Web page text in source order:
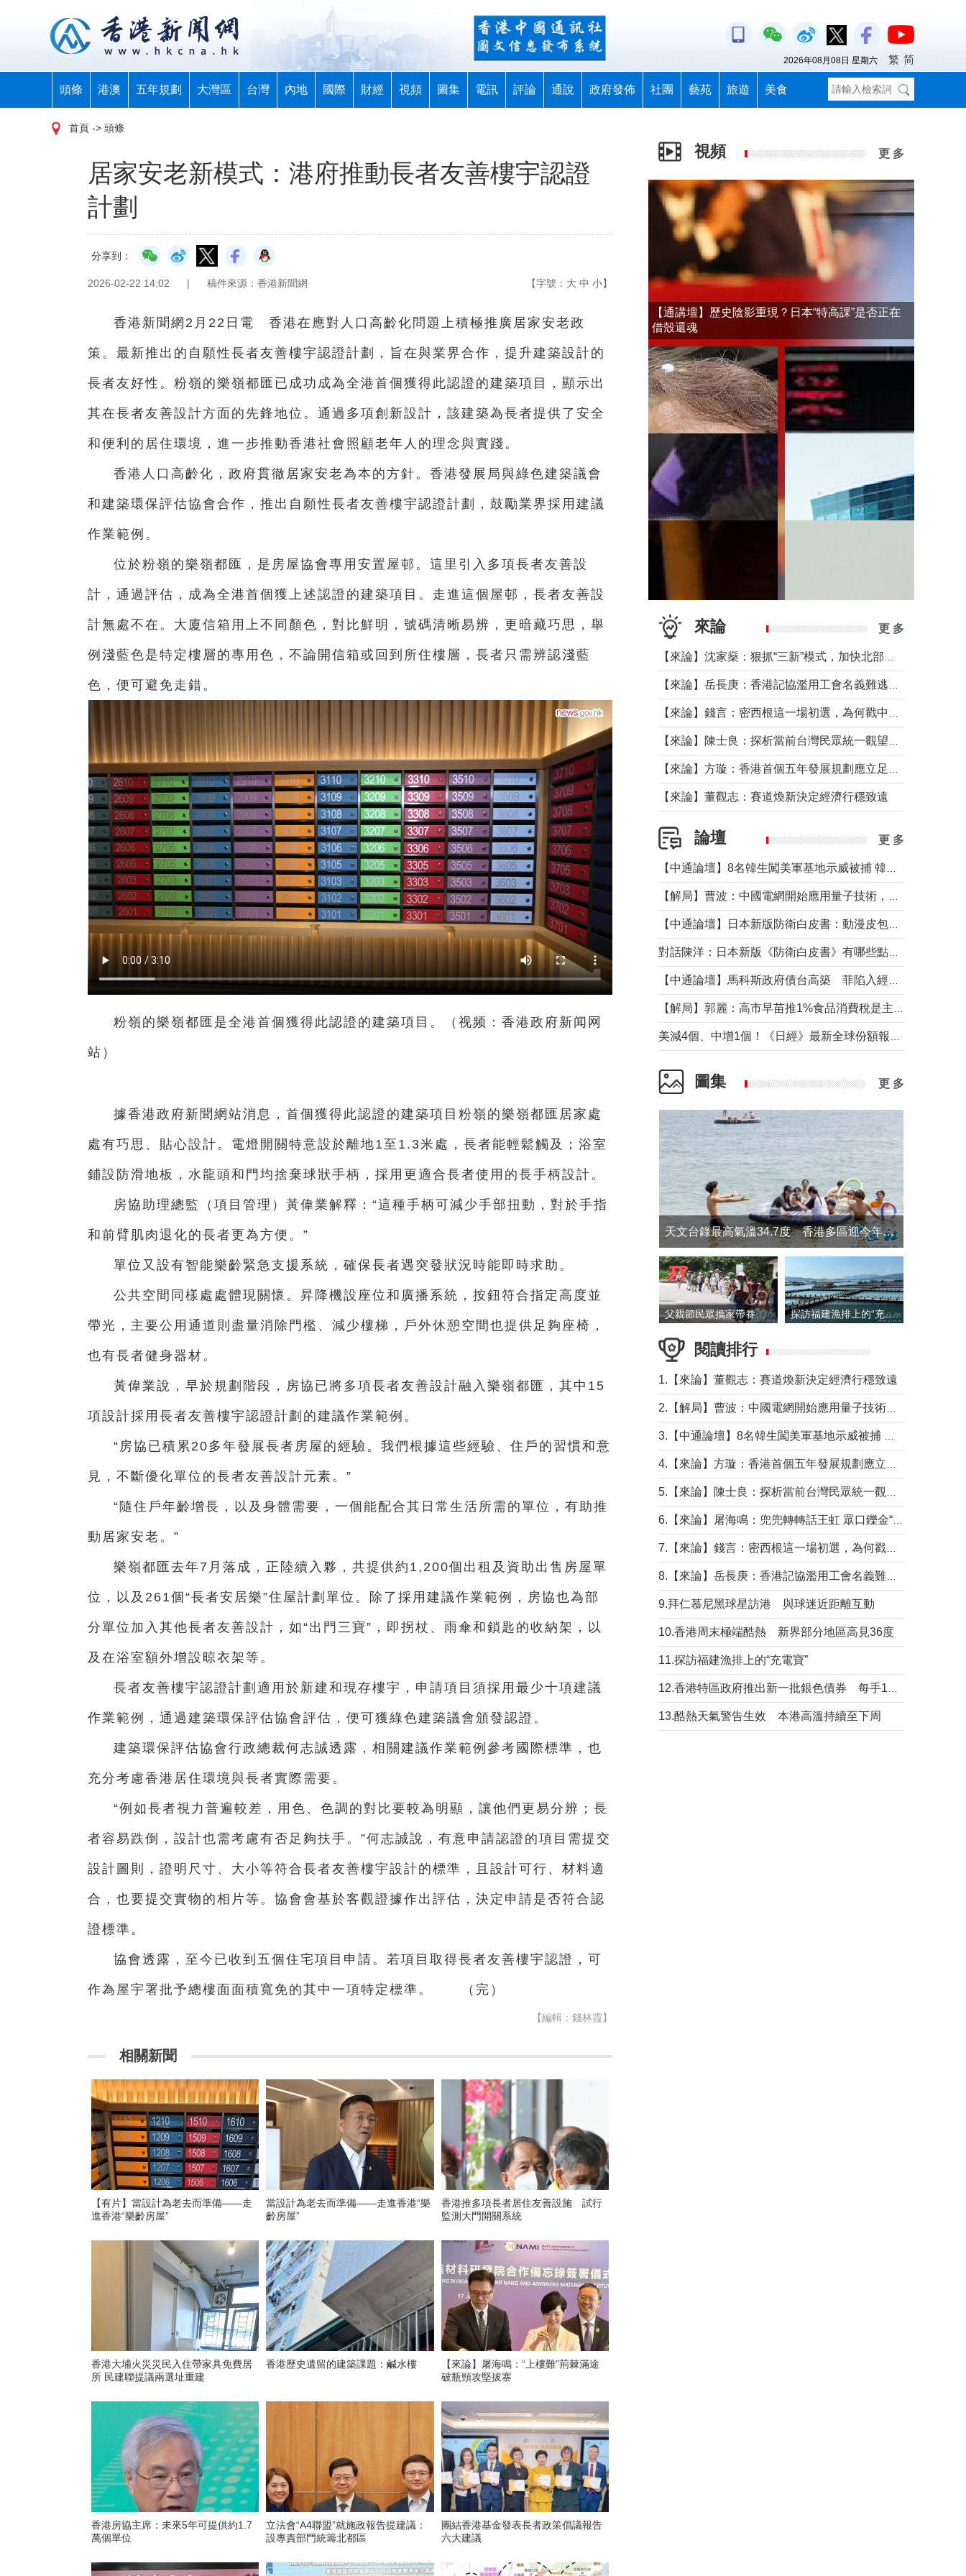
頭條 港澳 五年規劃 大灣區 台灣 內地 國際 財經 視頻 圖集 電訊 評論 通說 政府發佈 社團 藝苑 旅遊 美食
2026年08月08日 星期六 繁 简
首頁 -> 頭條
居家安老新模式：港府推動長者友善樓宇認證
計劃
分享到：
2026-02-22 14:02 | 稿件來源：香港新聞網 【字號： 大 中 小】
香港新聞網2月22日電 香港在應對人口高齡化問題上積極推廣居家安老政
策。最新推出的自願性長者友善樓宇認證計劃，旨在與業界合作，提升建築設計的
長者友好性。粉嶺的樂嶺都匯已成功成為全港首個獲得此認證的建築項目，顯示出
其在長者友善設計方面的先鋒地位。通過多項創新設計，該建築為長者提供了安全
和便利的居住環境，進一步推動香港社會照顧老年人的理念與實踐。
香港人口高齡化，政府貫徹居家安老為本的方針。香港發展局與綠色建築議會
和建築環保評估協會合作，推出自願性長者友善樓宇認證計劃，鼓勵業界採用建議
作業範例。
位於粉嶺的樂嶺都匯，是房屋協會專用安置屋邨。這里引入多項長者友善設
計，通過評估，成為全港首個獲上述認證的建築項目。走進這個屋邨，長者友善設
計無處不在。大廈信箱用上不同顏色，對比鮮明，號碼清晰易辨，更暗藏巧思，舉
例淺藍色是特定樓層的專用色，不論開信箱或回到所住樓層，長者只需辨認淺藍
色，便可避免走錯。
粉嶺的樂嶺都匯是全港首個獲得此認證的建築項目。（视频：香港政府新闻网
站）
據香港政府新聞網站消息，首個獲得此認證的建築項目粉嶺的樂嶺都匯居家處
處有巧思、貼心設計。電燈開關特意設於離地1至1.3米處，長者能輕鬆觸及；浴室
鋪設防滑地板，水龍頭和門均捨棄球狀手柄，採用更適合長者使用的長手柄設計。
房協助理總監（項目管理）黃偉業解釋：“這種手柄可減少手部扭動，對於手指
和前臂肌肉退化的長者更為方便。”
單位又設有智能樂齡緊急支援系統，確保長者遇突發狀況時能即時求助。
公共空間同樣處處體現關懷。昇降機設座位和廣播系統，按鈕符合指定高度並
帶光，主要公用通道則盡量消除門檻、減少樓梯，戶外休憩空間也提供足夠座椅，
也有長者健身器材。
黃偉業說，早於規劃階段，房協已將多項長者友善設計融入樂嶺都匯，其中15
項設計採用長者友善樓宇認證計劃的建議作業範例。
“房協已積累20多年發展長者房屋的經驗。我們根據這些經驗、住戶的習慣和意
見，不斷優化單位的長者友善設計元素。”
“隨住戶年齡增長，以及身體需要，一個能配合其日常生活所需的單位，有助推
動居家安老。”
樂嶺都匯去年7月落成，正陸續入夥，共提供約1,200個出租及資助出售房屋單
位，以及261個“長者安居樂”住屋計劃單位。除了採用建議作業範例，房協也為部
分單位加入其他長者友善設計，如“出門三寶”，即拐杖、雨傘和鎖匙的收納架，以
及在浴室額外增設晾衣架等。
長者友善樓宇認證計劃適用於新建和現存樓宇，申請項目須採用最少十項建議
作業範例，通過建築環保評估協會評估，便可獲綠色建築議會頒發認證。
建築環保評估協會行政總裁何志誠透露，相關建議作業範例參考國際標準，也
充分考慮香港居住環境與長者實際需要。
“例如長者視力普遍較差，用色、色調的對比要較為明顯，讓他們更易分辨；長
者容易跌倒，設計也需考慮有否足夠扶手。”何志誠說，有意申請認證的項目需提交
設計圖則，證明尺寸、大小等符合長者友善樓宇設計的標準，且設計可行、材料適
合，也要提交實物的相片等。協會會基於客觀證據作出評估，決定申請是否符合認
證標準。
協會透露，至今已收到五個住宅項目申請。若項目取得長者友善樓宇認證，可
作為屋宇署批予總樓面面積寬免的其中一項特定標準。 （完）
【編輯：錢林霞】
相關新聞
【有片】當設計為老去而準備——走
進香港“樂齡房屋”
當設計為老去而準備——走進香港“樂
齡房屋”
香港推多項長者居住友善設施 試行
監測大門開關系統
香港大埔火災災民入住帶家具免費居
所 民建聯提議兩選址重建
香港歷史遺留的建築課題：鹹水樓
【來論】屠海鳴：“上樓難”荊棘滿途
破瓶頸攻堅拔寨
香港房協主席：未來5年可提供約1.7
萬個單位
立法會“A4聯盟”就施政報告提建議：
設專責部門統籌北都區
團結香港基金發表長者政策倡議報告
六大建議
視頻 更 多
【通講壇】歷史陰影重現？日本“特高課”是否正在
借殼還魂
來論 更 多
【來論】董觀志：賽道煥新決定經濟行穩致遠
論壇 更 多
圖集 更 多
天文台錄最高氣溫34.7度 香港多區迎今年最熱一天
父親節民眾攜家帶眷出遊 探訪福建漁排上的“充電寶”
閱讀排行
1.【來論】董觀志：賽道煥新決定經濟行穩致遠
9.拜仁慕尼黑球星訪港 與球迷近距離互動
10.香港周末極端酷熱 新界部分地區高見36度
11.探訪福建漁排上的“充電寶”
13.酷熱天氣警告生效 本港高溫持續至下周